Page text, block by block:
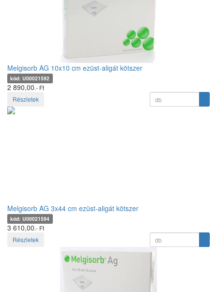
Melgisorb AG 10x10 cm ezüst-aligát kötszer
kód: U00021592
2 890,00.- Ft
Részletek
Melgisorb AG 3x44 cm ezüst-aligát kötszer
kód: U00021594
3 610,00.- Ft
Részletek